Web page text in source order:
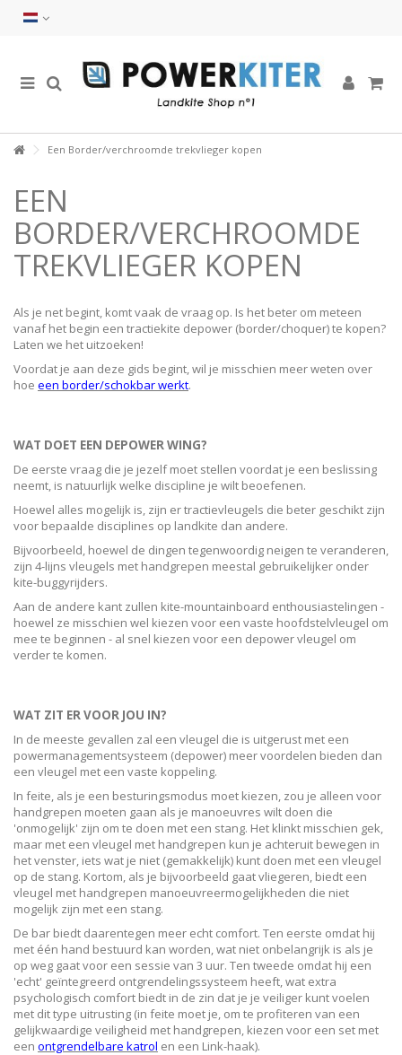
Een Border/verchroomde trekvlieger kopen
EEN
BORDER/VERCHROOMDE
TREKVLIEGER KOPEN
Als je net begint, komt vaak de vraag op. Is het beter om meteen
vanaf het begin een tractiekite depower (border/choquer) te kopen?
Laten we het uitzoeken!
Voordat je aan deze gids begint, wil je misschien meer weten over
hoe een border/schokbar werkt.
WAT DOET EEN DEPOWER WING?
De eerste vraag die je jezelf moet stellen voordat je een beslissing
neemt, is natuurlijk welke discipline je wilt beoefenen.
Hoewel alles mogelijk is, zijn er tractievleugels die beter geschikt zijn
voor bepaalde disciplines op landkite dan andere.
Bijvoorbeeld, hoewel de dingen tegenwoordig neigen te veranderen,
zijn 4-lijns vleugels met handgrepen meestal gebruikelijker onder
kite-buggyrijders.
Aan de andere kant zullen kite-mountainboard enthousiastelingen -
hoewel ze misschien wel kiezen voor een vaste hoofdstelvleugel om
mee te beginnen - al snel kiezen voor een depower vleugel om
verder te komen.
WAT ZIT ER VOOR JOU IN?
In de meeste gevallen zal een vleugel die is uitgerust met een
powermanagementsysteem (depower) meer voordelen bieden dan
een vleugel met een vaste koppeling.
In feite, als je een besturingsmodus moet kiezen, zou je alleen voor
handgrepen moeten gaan als je manoeuvres wilt doen die
'onmogelijk' zijn om te doen met een stang. Het klinkt misschien gek,
maar met een vleugel met handgrepen kun je achteruit bewegen in
het venster, iets wat je niet (gemakkelijk) kunt doen met een vleugel
op de stang. Kortom, als je bijvoorbeeld gaat vliegeren, biedt een
vleugel met handgrepen manoeuvreermogelijkheden die niet
mogelijk zijn met een stang.
De bar biedt daarentegen meer echt comfort. Ten eerste omdat hij
met één hand bestuurd kan worden, wat niet onbelangrijk is als je
op weg gaat voor een sessie van 3 uur. Ten tweede omdat hij een
'echt' geïntegreerd ontgrendelingssysteem heeft, wat extra
psychologisch comfort biedt in de zin dat je je veiliger kunt voelen
met dit type uitrusting (in feite moet je, om te profiteren van een
gelijkwaardige veiligheid met handgrepen, kiezen voor een set met
een ontgrendelbare katrol en een Link-haak).